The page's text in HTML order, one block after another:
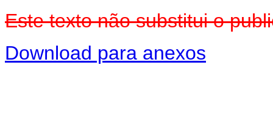
Este texto não substitui o
Download para anexos